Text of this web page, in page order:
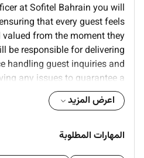
at Sofitel Bahrain you will
that every guest feels
from the moment they
be responsible for delivering
handling guest inquiries and
any issues to guarantee a
seamless and delightful stay.
Key Responsibilities
guests with genuine
اعرض المزيد
المهارات المطلوبة